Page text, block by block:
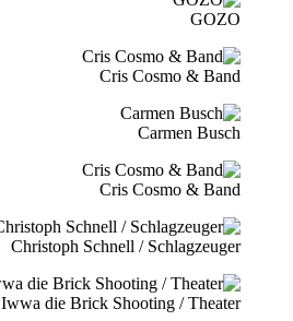
GOZO
Cris Cosmo & Band
Carmen Busch
Cris Cosmo & Band
Christoph Schnell / Schlagzeuger
Iwwa die Brick Shooting / Theater